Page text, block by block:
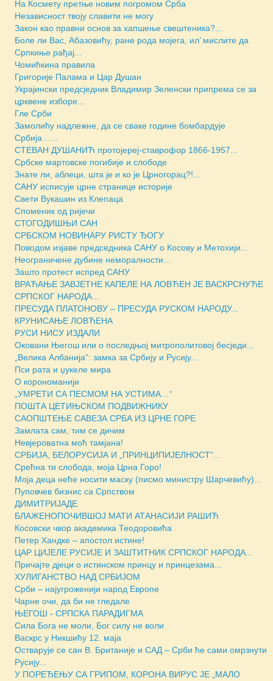
На Космету претње новим погромом Срба
Независност твоју славити не могу
Закон као правни основ за хапшење свештеника?...
Боле ли Вас, Абазовићу, ране рода мојега, ил’ мислите да
Српкиње рађај...
Чомићкина правила
Григорије Палама и Цар Душан
Украјински предсједник Владимир Зеленски припрема се за
црквене изборе...
Гле Срби
Замолићу надлежне, да се сваке године бомбардује
Србија…...
СТЕВАН ДУШАНИЋ протојереј-ставрофор 1866-1957...
Србске мартовске погибије и слободе
Знате ли, аблеци, шта је и ко је Црногорац?!...
САНУ исписује црне странице историје
Свети Вукашин из Клепаца
Споменик од ријечи
СТОГОДИШЊИ САН
СРБСКОМ НОВИНАРУ РИСТУ ЂОГУ
Поводом изјаве председника САНУ о Косову и Метохији...
Неограничене дубине неморалности…
Зашто протест испред САНУ
ВРАЋАЊЕ ЗАВЈЕТНЕ КАПЕЛЕ НА ЛОВЋЕН ЈЕ ВАСКРСНУЋЕ
СРПСКОГ НАРОДА...
ПРЕСУДА ПЛАТОНОВУ – ПРЕСУДА РУСКОМ НАРОДУ...
КРУНИСАЊЕ ЛОВЋЕНА
РУСИ НИСУ ИЗДАЛИ
Оковани Његош или о последњој митрополитовој бесједи...
„Велика Албанија“: замка за Србију и Русију...
Пси рата и џукеле мира
О корономанији
„УМРЕТИ СА ПЕСМОМ НА УСТИМА…“
ПОШТА ЦЕТИЊСКОМ ПОДВИЖНИКУ
САОПШТЕЊЕ САВЕЗА СРБА ИЗ ЦРНЕ ГОРЕ
Замлата сам, тим се дичим
Невјероватна моћ тамјана!
СРБИЈА, БЕЛОРУСИЈА И „ПРИНЦИПИЈЕЛНОСТ“...
Срећна ти слобода, моја Црна Горо!
Моја деца неће носити маску (писмо министру Шарчевићу)...
Пуповчев бизнис са Српством
ДИМИТРИЈАДЕ
БЛАЖЕНОПОЧИВШОЈ МАТИ АТАНАСИЈИ РАШИЋ
Косовски чвор академика Теодоровића
Петер Хандке – апостол истине!
ЦАР ЦИЈЕЛЕ РУСИЈЕ И ЗАШТИТНИК СРПСКОГ НАРОДА...
Причајте дјеци о истинском принцу и принцезама...
ХУЛИГАНСТВО НАД СРБИЈОМ
Срби – најугроженији народ Европе
Чарне очи, да би не гледале
ЊЕГОШ - СРПСКА ПАРАДИГМА
Сила Бога не моли, Бог силу не воли
Васкрс у Никшићу 12. маја
Остварује се сан В. Британије и САД – Срби ће сами омрзнути
Русију...
У ПОРЕЂЕЊУ СА ГРИПОМ, КОРОНА ВИРУС ЈЕ „МАЛО